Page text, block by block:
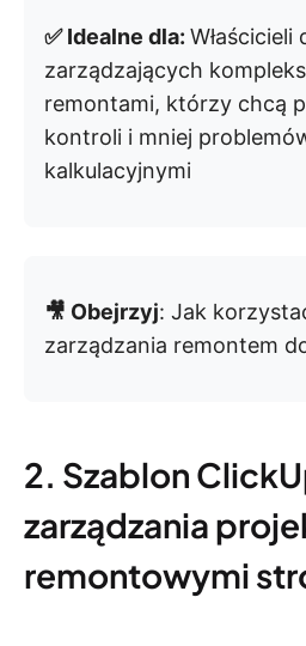
✅ Idealne dla: Właścicieli
zarządzających
remontami, którzy chcą
kontroli i mniej
kalkulacyjnymi
🎥 Obejrzyj: Jak
zarządzania remontem
2. Szablon
zarządzania
remontowymi